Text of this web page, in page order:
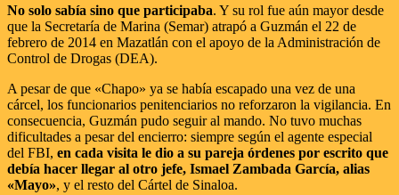
No solo sabía sino que participaba. Y su rol fue aún mayor desde
que la Secretaría de Marina (Semar) atrapó a Guzmán el 22 de
febrero de 2014 en Mazatlán con el apoyo de la Administración de
Control de Drogas (DEA).
A pesar de que «Chapo» ya se había escapado una vez de una
cárcel, los funcionarios penitenciarios no reforzaron la vigilancia. En
consecuencia, Guzmán pudo seguir al mando. No tuvo muchas
dificultades a pesar del encierro: siempre según el agente especial
del FBI, en cada visita le dio a su pareja órdenes por escrito que
debía hacer llegar al otro jefe, Ismael Zambada García, alias
«Mayo», y el resto del Cártel de Sinaloa.